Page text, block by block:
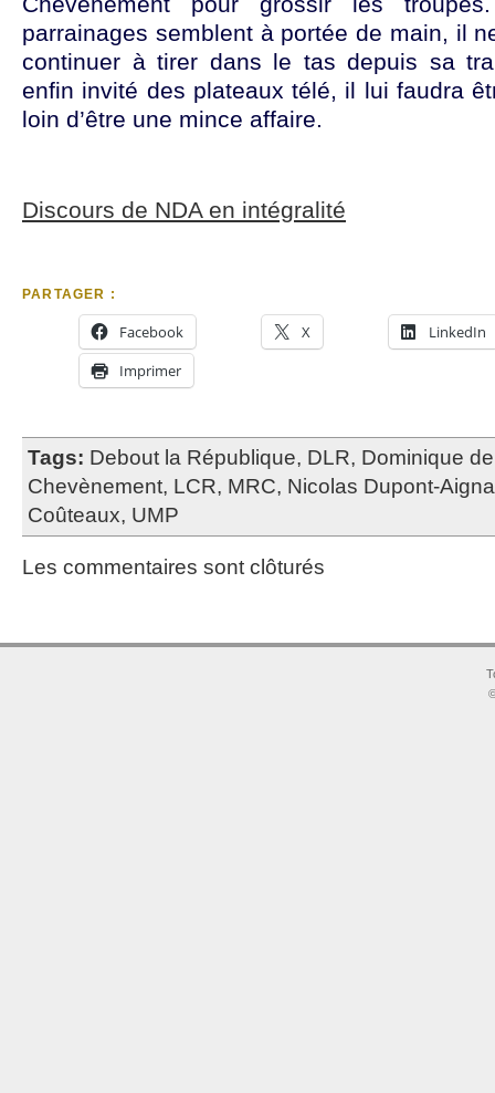
parrainages semblent à portée de main, il
continuer à tirer dans le tas depuis sa
enfin invité des plateaux télé, il lui faudra
loin d’être une mince affaire.
Discours de NDA en intégralité
PARTAGER :
Facebook X
LinkedIn
Imprimer
Tags: Debout la République, DLR, Dominique
Chevènement, LCR, MRC, Nicolas Dupont-
Coûteaux, UMP
Les commentaires sont clôturés